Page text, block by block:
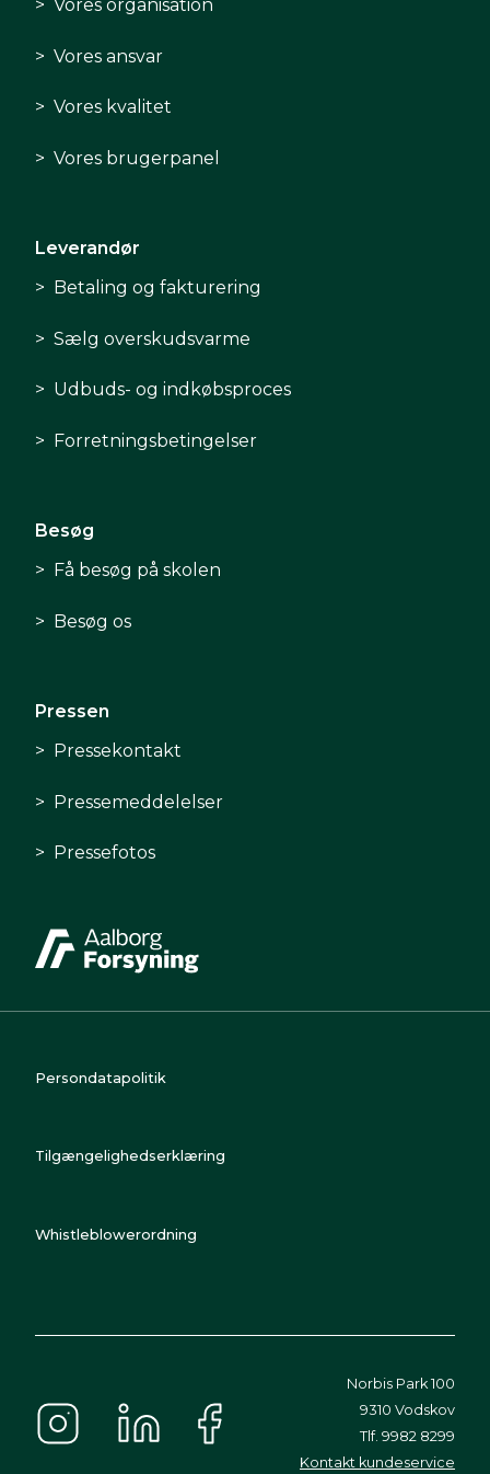
Vores organisation
Vores ansvar
Vores kvalitet
Vores brugerpanel
Leverandør
Betaling og fakturering
Sælg overskudsvarme
Udbuds- og indkøbsproces
Forretningsbetingelser
Besøg
Få besøg på skolen
Besøg os
Pressen
Pressekontakt
Pressemeddelelser
Pressefotos
Persondatapolitik
Tilgængelighedserklæring
Whistleblowerordning
Norbis Park 100
9310 Vodskov
Tlf. 9982 8299
Kontakt kundeservice